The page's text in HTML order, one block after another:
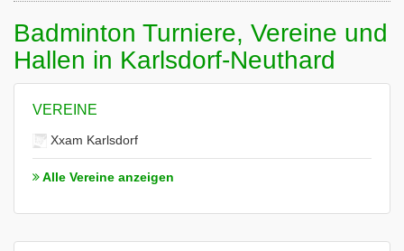
Badminton Turniere, Vereine und
Hallen in Karlsdorf-Neuthard
VEREINE
Xxam Karlsdorf
Alle Vereine anzeigen